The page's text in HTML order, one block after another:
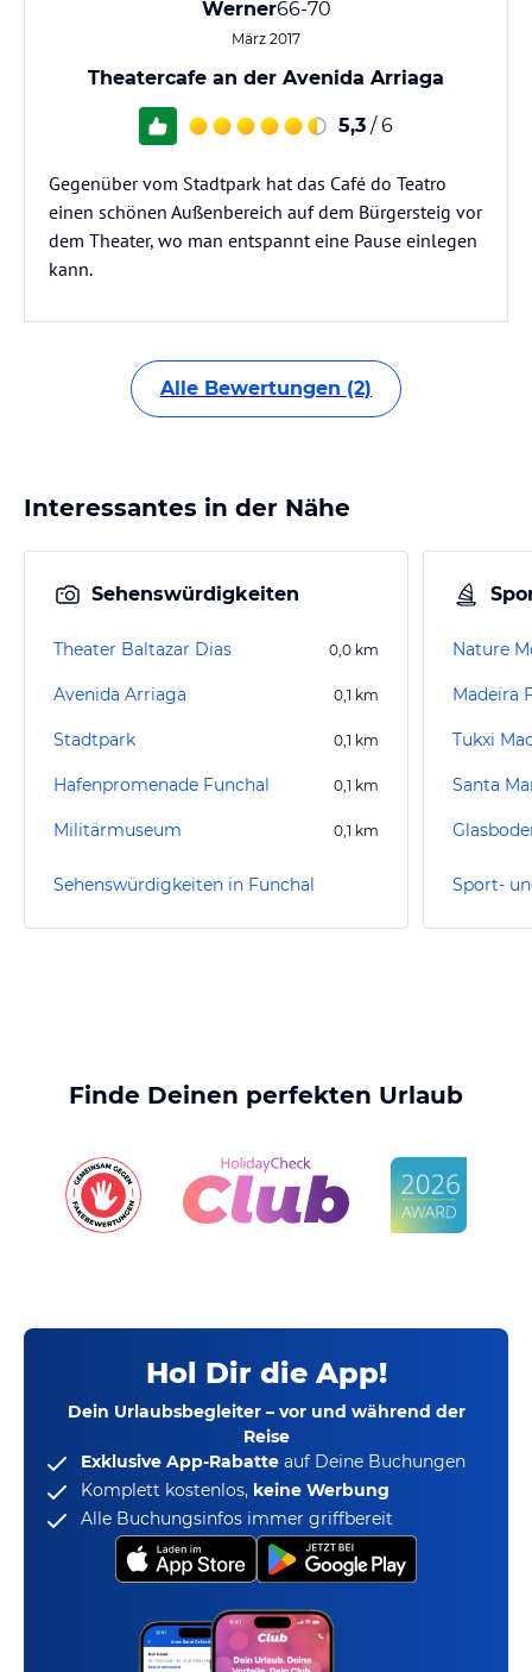
Werner66-70
März 2017
Theatercafe an der Avenida Arriaga
5,3 / 6
Gegenüber vom Stadtpark hat das Café do Teatro
einen schönen Außenbereich auf dem Bürgersteig vor
dem Theater, wo man entspannt eine Pause einlegen
kann.
Alle Bewertungen (2)
Interessantes in der Nähe
Sehenswürdigkeiten
Theater Baltazar Dias 0,0 km
Avenida Arriaga 0,1 km
Stadtpark 0,1 km
Hafenpromenade Funchal 0,1 km
Militärmuseum 0,1 km
Sehenswürdigkeiten in Funchal
Nature
Madeira
Tukxi
Santa
Finde Deinen perfekten Urlaub
Hol Dir die App!
Dein Urlaubsbegleiter – vor und während der
Reise
Exklusive App-Rabatte auf Deine Buchungen
Komplett kostenlos, keine Werbung
Alle Buchungsinfos immer griffbereit